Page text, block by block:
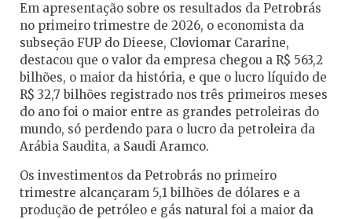
Em apresentação sobre os resultados da Petrobrás
no primeiro trimestre de 2026, o economista da
subseção FUP do Dieese, Cloviomar Cararine,
destacou que o valor da empresa chegou a R$ 563,2
bilhões, o maior da história, e que o lucro líquido de
R$ 32,7 bilhões registrado nos três primeiros meses
do ano foi o maior entre as grandes petroleiras do
mundo, só perdendo para o lucro da petroleira da
Arábia Saudita, a Saudi Aramco.
Os investimentos da Petrobrás no primeiro
trimestre alcançaram 5,1 bilhões de dólares e a
produção de petróleo e gás natural foi a maior da